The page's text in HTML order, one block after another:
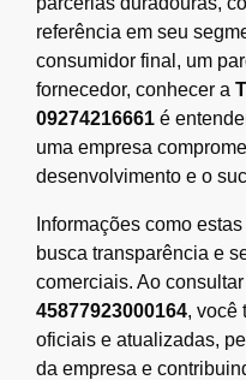
referência em seu
consumidor final, um
fornecedor, conhecer a
09274216661 é
uma empresa
desenvolvimento e o
Informações como
busca transparência e
comerciais. Ao
45877923000164, você
oficiais e atualizadas,
da empresa e